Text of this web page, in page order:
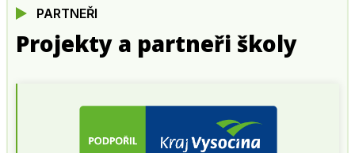
PARTNEŘI
Projekty a partneři školy